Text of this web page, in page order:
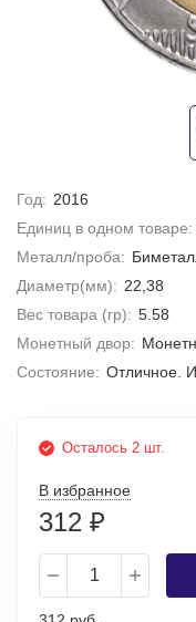
Год: 2016
Единиц в одном товаре:
Металл/проба:
Диаметр(мм): 22,38
Вес товара (гр): 5.58
Монетный двор:
Состояние: Отличное.
Осталось 2 шт.
В избранное
312 ₽